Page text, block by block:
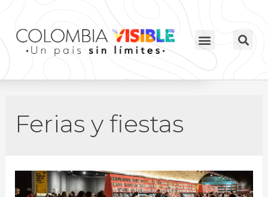
Ferias y fiestas